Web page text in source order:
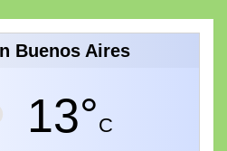
Buenos Aires
13°C